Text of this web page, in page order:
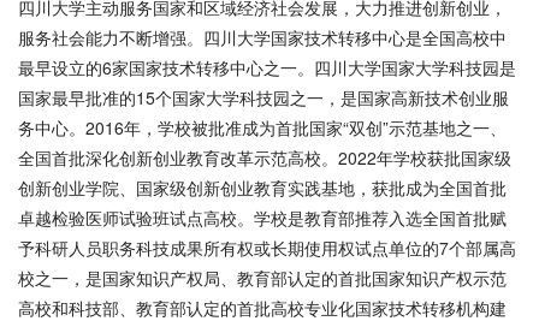
四川大学主动服务国家和区域经济社会发展，大力推进创新创业，
服务社会能力不断增强。四川大学国家技术转移中心是全国高校中
最早设立的6家国家技术转移中心之一。四川大学国家大学科技园是
国家最早批准的15个国家大学科技园之一，是国家高新技术创业服
务中心。2016年，学校被批准成为首批国家“双创”示范基地之一、
全国首批深化创新创业教育改革示范高校。2022年学校获批国家级
创新创业学院、国家级创新创业教育实践基地，获批成为全国首批
卓越检验医师试验班试点高校。学校是教育部推荐入选全国首批赋
予科研人员职务科技成果所有权或长期使用权试点单位的7个部属高
校之一，是国家知识产权局、教育部认定的首批国家知识产权示范
高校和科技部、教育部认定的首批高校专业化国家技术转移机构建